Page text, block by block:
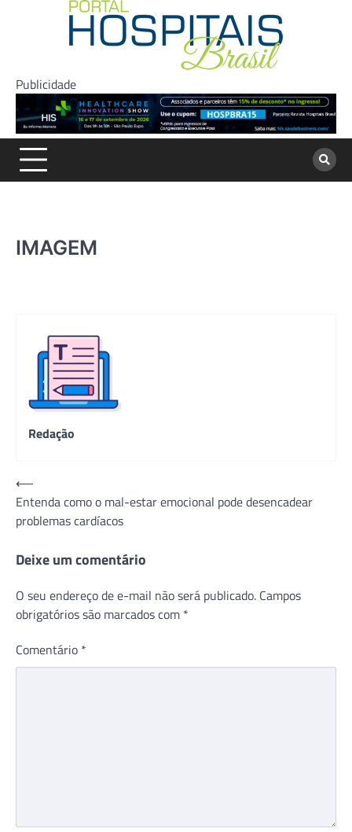
Publicidade
IMAGEM
Redação
Navegação
de
Post
⟵
Entenda como o mal-estar emocional pode desencadear
problemas cardíacos
Deixe um comentário
O seu endereço de e-mail não será publicado. Campos
obrigatórios são marcados com *
Comentário *